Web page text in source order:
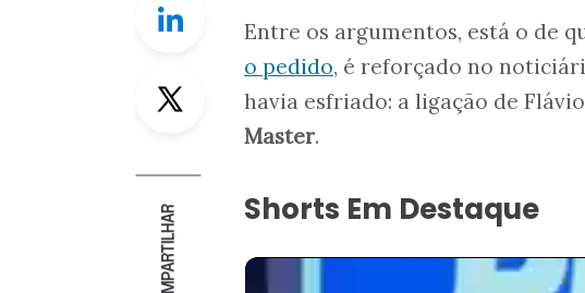
Twitter
COMPARTILHAR
Entre os argumentos, está o de
o pedido, é reforçado no
havia esfriado: a ligação de
Master.
Shorts Em Destaque